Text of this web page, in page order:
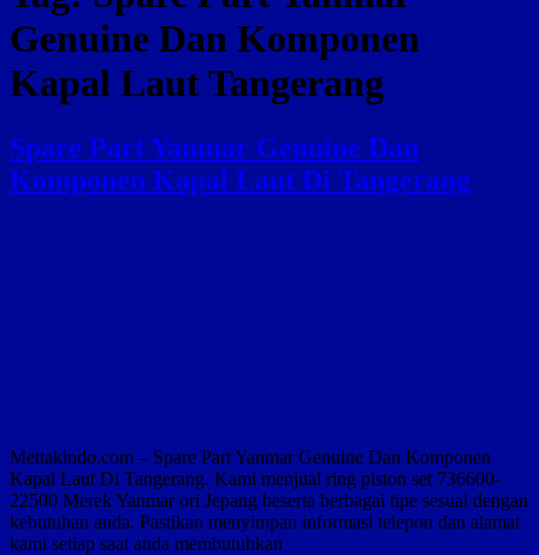
Genuine Dan Komponen
Kapal Laut Tangerang
Spare Part Yanmar Genuine Dan
Komponen Kapal Laut Di Tangerang
Mettakindo.com – Spare Part Yanmar Genuine Dan Komponen
Kapal Laut Di Tangerang. Kami menjual ring piston set 736600-
22500 Merek Yanmar ori Jepang beserta berbagai tipe sesuai dengan
kebutuhan anda. Pastikan menyimpan informasi telepon dan alamat
kami setiap saat anda membutuhkan